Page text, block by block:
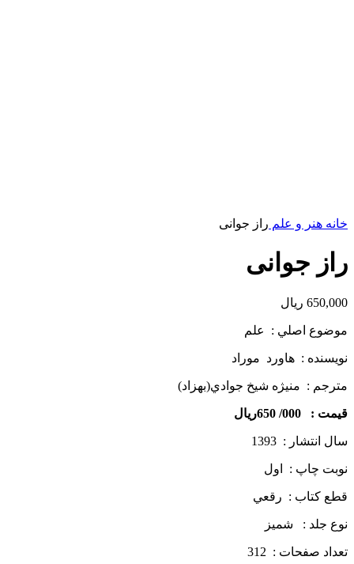
خانه هنر و علم راز جوانی
راز جوانی
650,000 ریال
موضوع اصلي : علم
نويسنده : هاورد موراد
مترجم : منيژه شيخ جوادي(بهزاد)
قيمت : 000/ 650ريال
سال انتشار : 1393
نوبت چاپ : اول
قطع كتاب : رقعي
نوع جلد : شميز
تعداد صفحات : 312